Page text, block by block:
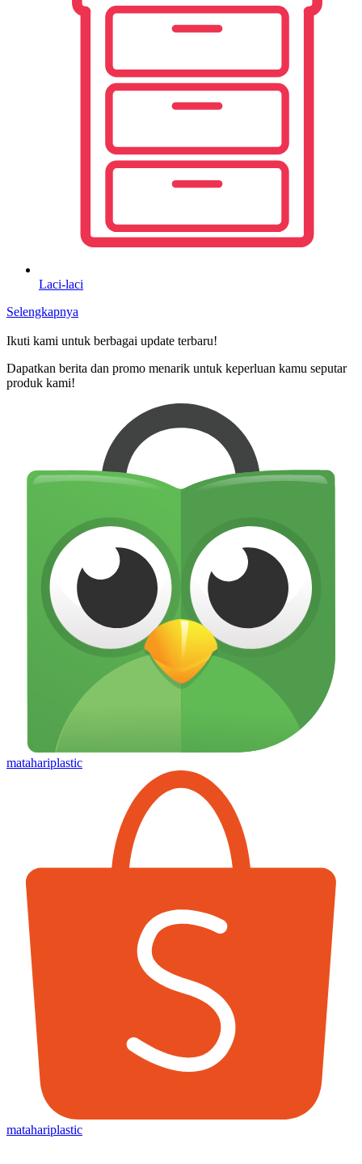
Laci-laci
Selengkapnya
Ikuti kami untuk berbagai update terbaru!
Dapatkan berita dan promo menarik untuk keperluan kamu seputar
produk kami!
matahariplastic
matahariplastic